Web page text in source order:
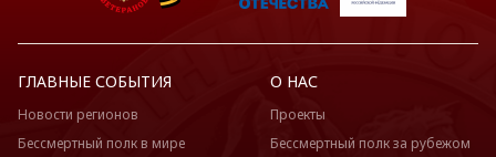
ГЛАВНЫЕ СОБЫТИЯ
Новости регионов
Бессмертный полк в мире
О НАС
Проекты
Бессмертный полк за рубежом